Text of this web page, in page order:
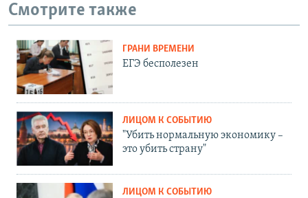
Смотрите также
ГРАНИ ВРЕМЕНИ
ЕГЭ бесполезен
ЛИЦОМ К СОБЫТИЮ
"Убить нормальную экономику –
это убить страну"
ЛИЦОМ К СОБЫТИЮ